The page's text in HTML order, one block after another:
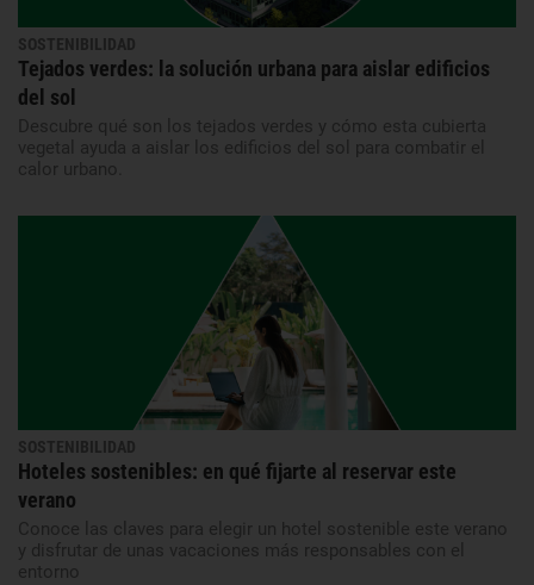
SOSTENIBILIDAD
Tejados verdes: la solución urbana para aislar edificios
del sol
Descubre qué son los tejados verdes y cómo esta cubierta
vegetal ayuda a aislar los edificios del sol para combatir el
calor urbano.
SOSTENIBILIDAD
Hoteles sostenibles: en qué fijarte al reservar este
verano
Conoce las claves para elegir un hotel sostenible este verano
y disfrutar de unas vacaciones más responsables con el
entorno